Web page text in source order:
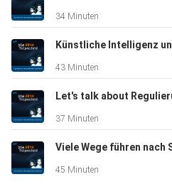
warum gibt es
Photovoltaik-Anlagen? Welche
Bundesnetzagentur?
Nach dem großen Erfolg der
Doll: „Wie sicher ist unsere
eine
34 Minuten
43 Minuten
Let's talk about
37 Minuten
Viele Wege führen nach
45 Minuten